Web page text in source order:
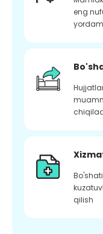
eng
qilish